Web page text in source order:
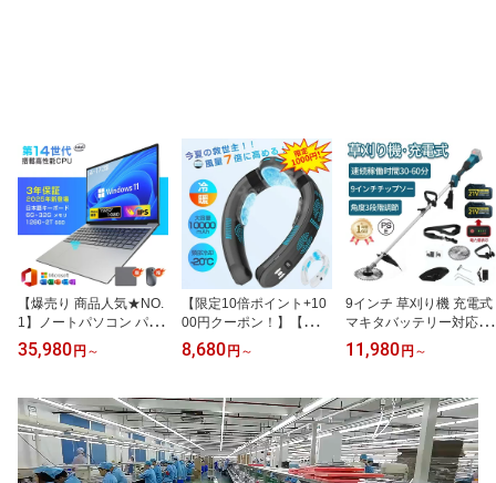
【爆売り 商品人気★NO.
1】ノートパソコン パソ
コン 新品 laptop window
s11 pc Microsoftoffice 第
N150 i5 i7 i9 14.1" 15.6
17.3インチ 6G/8G/16Gフ
ルHD液晶 zoom 在宅勤
務 初心者向け 初期設定
済 AI オフィス 学習に最
35,980 円 ～
【限定10倍ポイント+10
00円クーポン！】【冷暖
両用】 ネッククーラー
首掛け扇風機 ネックファ
ファン 3つ冷却ブレート
付き 10000mAh 瞬間冷
却-20℃ 夏冬両用 静音 超
強 半導体急速冷却 18時
間連続使用 熱中症対策
8,680 円 ～
9インチ 草刈り機 充電式
マキタバッテリー対応 電
動 草刈機 バッテリー 刈
払機 肩掛け付き 替刃付
多機能 電動 ンランレス
モーター 電動刈払機 枝
切り 軽量 芝刈り機 安全
無線 電動刈払い機 畑
11,980 円 ～